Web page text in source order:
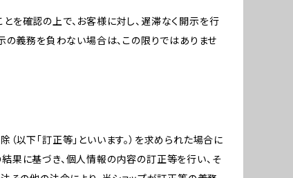
を確認の上で、お客様に対し、遅滞なく開示を行
の義務を負わない場合は、この限りではありませ
以下「訂正等」といいます。）を求められた場合に
果に基づき、個人情報の内容の訂正等を行い、そ